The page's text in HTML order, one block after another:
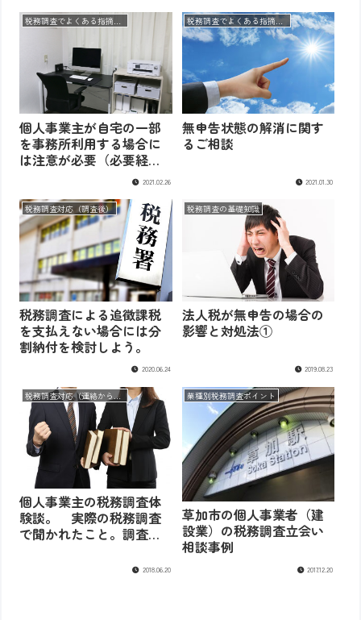
税務調査でよくある指摘事項
個人事業主が自宅の一部
を事務所利用する場合に
は注意が必要（必要経費
2021.02.26
税務調査でよくある指摘事項
無申告状態の解消に関す
るご相談
2021.01.30
税務調査対応（調査後）
税務調査による追徴課税
を支払えない場合には分
割納付を検討しよう。
2020.06.24
税務調査の基礎知識
法人税が無申告の場合の
影響と対処法①
2019.08.23
税務調査対応（連絡から調査まで）
個人事業主の税務調査体
験談。 実際の税務調査
で聞かれたこと。調査連
2018.06.20
業種別税務調査ポイント
草加市の個人事業者（建
設業）の税務調査立会い
相談事例
2017.12.20